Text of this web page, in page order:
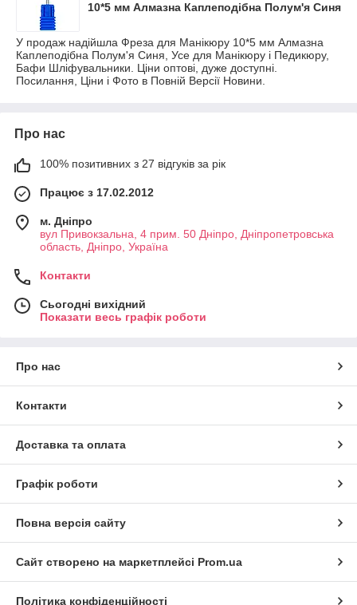
10*5 мм Алмазна Каплеподібна Полум'я Синя
У продаж надійшла Фреза для Манікюру 10*5 мм Алмазна
Каплеподібна Полум'я Синя, Усе для Манікюру і Педикюру,
Бафи Шліфувальники. Ціни оптові, дуже доступні.
Посилання, Ціни і Фото в Повній Версії Новини.
Про нас
100% позитивних з 27 відгуків за рік
Працює з 17.02.2012
м. Дніпро
вул Привокзальна, 4 прим. 50 Дніпро, Дніпропетровська
область, Дніпро, Україна
Контакти
Сьогодні вихідний
Показати весь графік роботи
Про нас
Контакти
Доставка та оплата
Графік роботи
Повна версія сайту
Сайт створено на маркетплейсі Prom.ua
Політика конфіденційності